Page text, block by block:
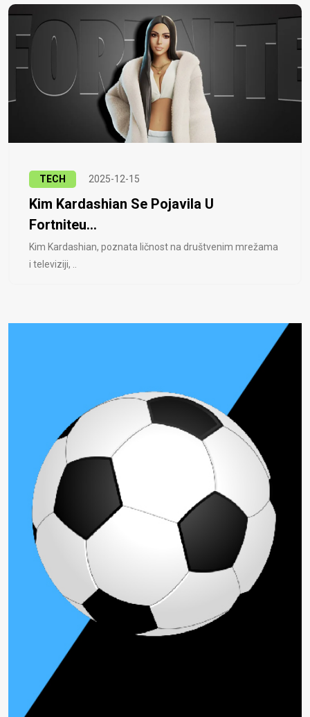
TECH 2025-12-15
Kim Kardashian Se Pojavila U
Fortniteu...
Kim Kardashian, poznata ličnost na društvenim mrežama
i televiziji, ..